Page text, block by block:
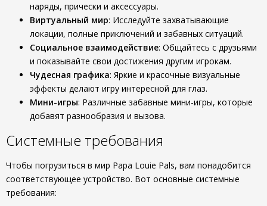
наряды, прически и аксессуары.
Виртуальный мир: Исследуйте захватывающие
локации, полные приключений и забавных ситуаций.
Социальное взаимодействие: Общайтесь с друзьями
и показывайте свои достижения другим игрокам.
Чудесная графика: Яркие и красочные визуальные
эффекты делают игру интересной для глаз.
Мини-игры: Различные забавные мини-игры, которые
добавят разнообразия и вызова.
Системные требования
Чтобы погрузиться в мир Papa Louie Pals, вам понадобится
соответствующее устройство. Вот основные системные
требования: